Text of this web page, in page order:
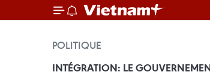
POLITIQUE
INTÉGRATION: LE